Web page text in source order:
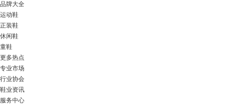
品牌大全
运动鞋
正装鞋
休闲鞋
童鞋
更多热点
专业市场
行业协会
鞋业资讯
服务中心